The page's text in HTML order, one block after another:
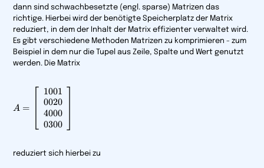
dann sind schwachbesetzte (engl. sparse) Matrizen das
richtige. Hierbei wird der benötigte Speicherplatz der Matrix
reduziert, in dem der Inhalt der Matrix effizienter verwaltet wird.
Es gibt verschiedene Methoden Matrizen zu komprimieren - zum
Beispiel in dem nur die Tupel aus Zeile, Spalte und Wert genutzt
werden. Die Matrix
A= \left[
{\begin{array}
{cccc}1 0 0 1
\\0 0 2 0 \\4 0
\right]
A =
1001
0020
4000
0300
reduziert sich hierbei zu